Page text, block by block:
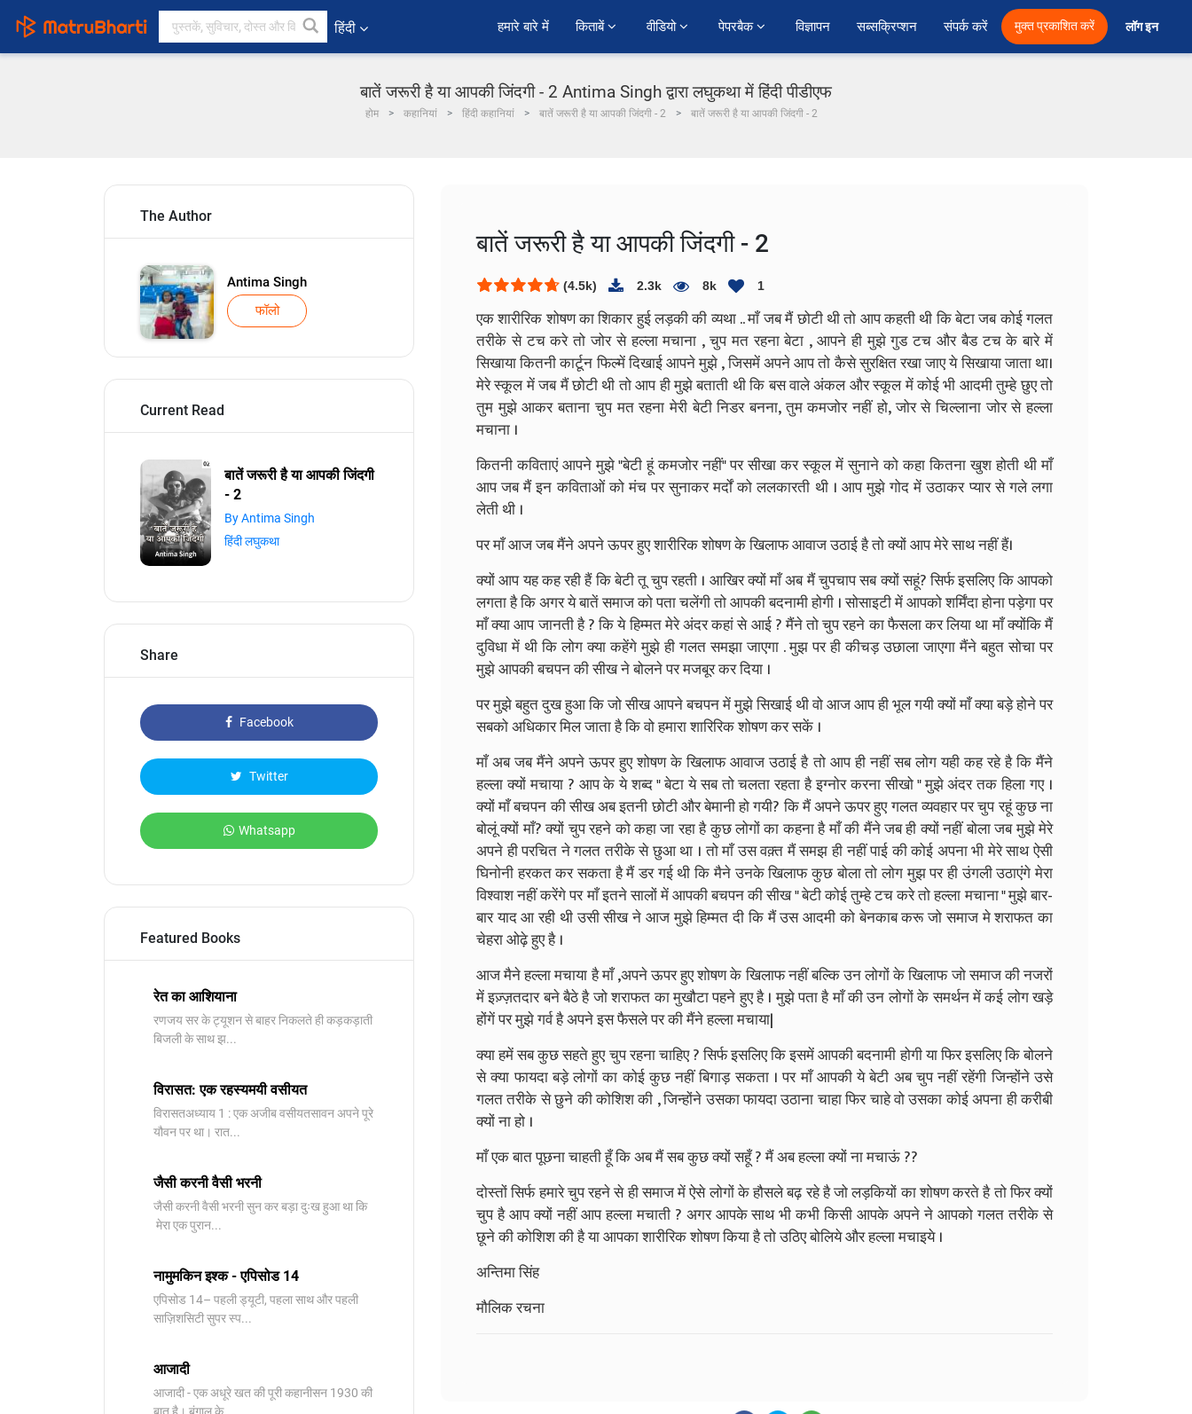
हिंदी हमारे बारे में किताबें वीडियो पेपरबैक विज्ञापन सब्सक्रिप्शन संपर्क करें मुक्त प्रकाशित करें लॉग इन
बातें जरूरी है या आपकी जिंदगी - 2 Antima Singh द्वारा लघुकथा में हिंदी पीडीएफ
होम कहानियां हिंदी कहानियां बातें जरूरी है या आपकी जिंदगी - 2 बातें जरूरी है या आपकी जिंदगी - 2
The Author
Antima Singh
फॉलो
Current Read
बातें जरूरी है या आपकी जिंदगी
- 2
By Antima Singh
हिंदी लघुकथा
Share
Facebook
Twitter
Whatsapp
Featured Books
रेत का आशियाना
रणजय सर के ट्यूशन से बाहर निकलते ही कड़कड़ाती
बिजली के साथ झ...
विरासत: एक रहस्यमयी वसीयत
विरासतअध्याय 1 : एक अजीब वसीयतसावन अपने पूरे
यौवन पर था। रात...
जैसी करनी वैसी भरनी
जैसी करनी वैसी भरनी सुन कर बड़ा दुःख हुआ था कि
मेरा एक पुरान...
नामुमकिन इश्क - एपिसोड 14
एपिसोड 14– पहली ड्यूटी, पहला साथ और पहली
साज़िशसिटी सुपर स्प...
आजादी
आजादी - एक अधूरे खत की पूरी कहानीसन 1930 की
बातें जरूरी है या आपकी जिंदगी - 2
(4.5k) 2.3k 8k 1
एक शारीरिक शोषण का शिकार हुई लड़की की व्यथा .. माँ जब मैं छोटी थी तो आप कहती थी कि बेटा जब कोई गलत
तरीके से टच करे तो जोर से हल्ला मचाना , चुप मत रहना बेटा , आपने ही मुझे गुड टच और बैड टच के बारे में
सिखाया कितनी कार्टून फिल्में दिखाई आपने मुझे , जिसमें अपने आप तो कैसे सुरक्षित रखा जाए ये सिखाया जाता था।
मेरे स्कूल में जब मैं छोटी थी तो आप ही मुझे बताती थी कि बस वाले अंकल और स्कूल में कोई भी आदमी तुम्हे छुए तो
तुम मुझे आकर बताना चुप मत रहना मेरी बेटी निडर बनना, तुम कमजोर नहीं हो, जोर से चिल्लाना जोर से हल्ला
मचाना ।
कितनी कविताएं आपने मुझे "बेटी हूं कमजोर नहीं" पर सीखा कर स्कूल में सुनाने को कहा कितना खुश होती थी माँ
आप जब मैं इन कविताओं को मंच पर सुनाकर मर्दों को ललकारती थी । आप मुझे गोद में उठाकर प्यार से गले लगा
लेती थी ।
पर माँ आज जब मैंने अपने ऊपर हुए शारीरिक शोषण के खिलाफ आवाज उठाई है तो क्यों आप मेरे साथ नहीं हैं।
क्यों आप यह कह रही हैं कि बेटी तू चुप रहती । आखिर क्यों माँ अब मैं चुपचाप सब क्यों सहूं? सिर्फ इसलिए कि आपको
लगता है कि अगर ये बातें समाज को पता चलेंगी तो आपकी बदनामी होगी । सोसाइटी में आपको शर्मिंदा होना पड़ेगा पर
माँ क्या आप जानती है ? कि ये हिम्मत मेरे अंदर कहां से आई ? मैंने तो चुप रहने का फैसला कर लिया था माँ क्योंकि मैं
दुविधा में थी कि लोग क्या कहेंगे मुझे ही गलत समझा जाएगा . मुझ पर ही कीचड़ उछाला जाएगा मैंने बहुत सोचा पर
मुझे आपकी बचपन की सीख ने बोलने पर मजबूर कर दिया ।
पर मुझे बहुत दुख हुआ कि जो सीख आपने बचपन में मुझे सिखाई थी वो आज आप ही भूल गयी क्यों माँ क्या बड़े होने पर
सबको अधिकार मिल जाता है कि वो हमारा शारिरिक शोषण कर सकें ।
माँ अब जब मैंने अपने ऊपर हुए शोषण के खिलाफ आवाज उठाई है तो आप ही नहीं सब लोग यही कह रहे है कि मैंने
हल्ला क्यों मचाया ? आप के ये शब्द " बेटा ये सब तो चलता रहता है इग्नोर करना सीखो " मुझे अंदर तक हिला गए ।
क्यों माँ बचपन की सीख अब इतनी छोटी और बेमानी हो गयी? कि मैं अपने ऊपर हुए गलत व्यवहार पर चुप रहूं कुछ ना
बोलूं क्यों माँ? क्यों चुप रहने को कहा जा रहा है कुछ लोगों का कहना है माँ की मैंने जब ही क्यों नहीं बोला जब मुझे मेरे
अपने ही परचित ने गलत तरीके से छुआ था । तो माँ उस वक़्त मैं समझ ही नहीं पाई की कोई अपना भी मेरे साथ ऐसी
घिनोनी हरकत कर सकता है मैं डर गई थी कि मैने उनके खिलाफ कुछ बोला तो लोग मुझ पर ही उंगली उठाएंगे मेरा
विश्वाश नहीं करेंगे पर माँ इतने सालों में आपकी बचपन की सीख " बेटी कोई तुम्हे टच करे तो हल्ला मचाना " मुझे बार-
बार याद आ रही थी उसी सीख ने आज मुझे हिम्मत दी कि मैं उस आदमी को बेनकाब करू जो समाज मे शराफत का
चेहरा ओढ़े हुए है ।
आज मैने हल्ला मचाया है माँ ,अपने ऊपर हुए शोषण के खिलाफ नहीं बल्कि उन लोगों के खिलाफ जो समाज की नजरों
में इज़्ज़तदार बने बैठे है जो शराफत का मुखौटा पहने हुए है । मुझे पता है माँ की उन लोगों के समर्थन में कई लोग खड़े
होंगें पर मुझे गर्व है अपने इस फैसले पर की मैंने हल्ला मचाया|
क्या हमें सब कुछ सहते हुए चुप रहना चाहिए ? सिर्फ इसलिए कि इसमें आपकी बदनामी होगी या फिर इसलिए कि बोलने
से क्या फायदा बड़े लोगों का कोई कुछ नहीं बिगाड़ सकता । पर माँ आपकी ये बेटी अब चुप नहीं रहेंगी जिन्होंने उसे
गलत तरीके से छुने की कोशिश की , जिन्होंने उसका फायदा उठाना चाहा फिर चाहे वो उसका कोई अपना ही करीबी
क्यों ना हो ।
माँ एक बात पूछना चाहती हूँ कि अब मैं सब कुछ क्यों सहूँ ? मैं अब हल्ला क्यों ना मचाऊं ??
दोस्तों सिर्फ हमारे चुप रहने से ही समाज में ऐसे लोगों के हौसले बढ़ रहे है जो लड़कियों का शोषण करते है तो फिर क्यों
चुप है आप क्यों नहीं आप हल्ला मचाती ? अगर आपके साथ भी कभी किसी आपके अपने ने आपको गलत तरीके से
छूने की कोशिश की है या आपका शारीरिक शोषण किया है तो उठिए बोलिये और हल्ला मचाइये ।
अन्तिमा सिंह
मौलिक रचना